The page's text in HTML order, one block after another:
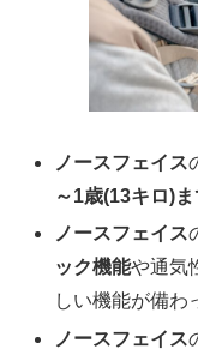
ノースフェイス
～1歳(13キロ)
ノースフェイス
ック機能や通気
しい機能が備わ
ノースフェイス